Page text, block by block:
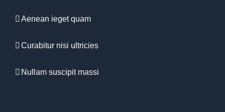
Aenean ieget quam
Curabitur nisi ultricies
Nullam suscipit massi